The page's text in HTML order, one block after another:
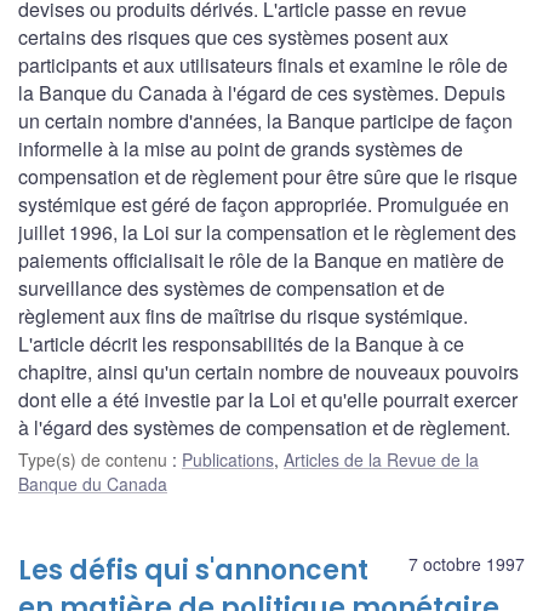
devises ou produits dérivés. L'article passe en revue
certains des risques que ces systèmes posent aux
participants et aux utilisateurs finals et examine le rôle de
la Banque du Canada à l'égard de ces systèmes. Depuis
un certain nombre d'années, la Banque participe de façon
informelle à la mise au point de grands systèmes de
compensation et de règlement pour être sûre que le risque
systémique est géré de façon appropriée. Promulguée en
juillet 1996, la Loi sur la compensation et le règlement des
paiements officialisait le rôle de la Banque en matière de
surveillance des systèmes de compensation et de
règlement aux fins de maîtrise du risque systémique.
L'article décrit les responsabilités de la Banque à ce
chapitre, ainsi qu'un certain nombre de nouveaux pouvoirs
dont elle a été investie par la Loi et qu'elle pourrait exercer
à l'égard des systèmes de compensation et de règlement.
Type(s) de contenu : Publications, Articles de la Revue de la
Banque du Canada
7 octobre 1997
Les défis qui s'annoncent